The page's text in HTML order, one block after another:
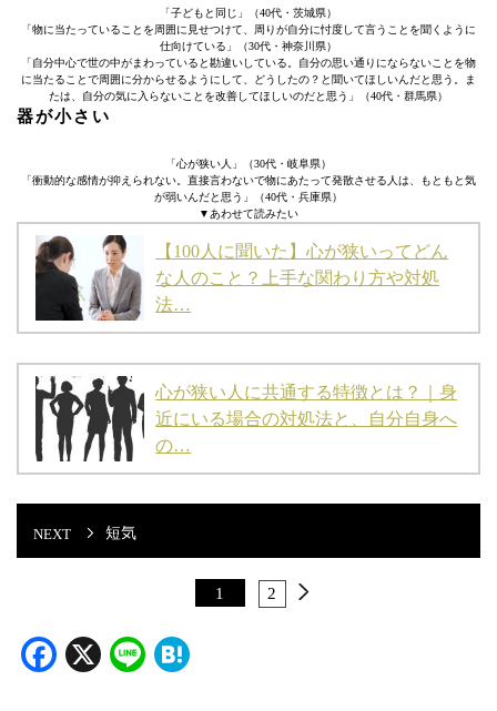
「子どもと同じ」（40代・茨城県）
「物に当たっていることを周囲に見せつけて、周りが自分に忖度して言うことを聞くように
仕向けている」（30代・神奈川県）
「自分中心で世の中がまわっていると勘違いしている。自分の思い通りにならないことを物
に当たることで周囲に分からせるようにして、どうしたの？と聞いてほしいんだと思う。ま
たは、自分の気に入らないことを改善してほしいのだと思う」（40代・群馬県）
器が小さい
「心が狭い人」（30代・岐阜県）
「衝動的な感情が抑えられない。直接言わないで物にあたって発散させる人は、もともと気
が弱いんだと思う」（40代・兵庫県）
▼あわせて読みたい
【100人に聞いた】心が狭いってどん
な人のこと？上手な関わり方や対処
法…
心が狭い人に共通する特徴とは？｜身
近にいる場合の対処法と、自分自身へ
の…
短気
1 2
Facebook
X Line